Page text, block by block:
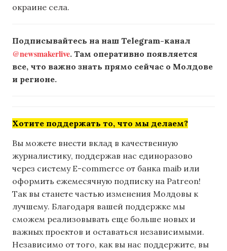
окраине села.
Подписывайтесь на наш Telegram-канал
@newsmakerlive. Там оперативно появляется
все, что важно знать прямо сейчас о Молдове
и регионе.
Хотите поддержать то, что мы делаем?
Вы можете внести вклад в качественную
журналистику, поддержав нас единоразово
через систему E-commerce от банка maib или
оформить ежемесячную подписку на Patreon!
Так вы станете частью изменения Молдовы к
лучшему. Благодаря вашей поддержке мы
сможем реализовывать еще больше новых и
важных проектов и оставаться независимыми.
Независимо от того, как вы нас поддержите, вы